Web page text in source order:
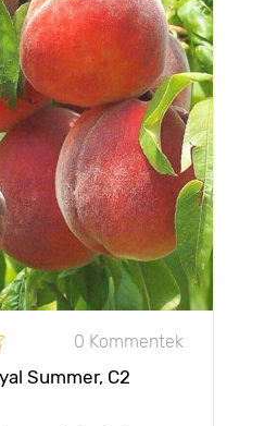
0 Kommentek
Summer, С2